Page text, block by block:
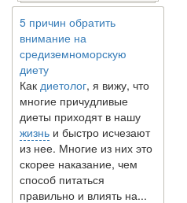
5 причин обратить
внимание на
средиземноморскую
диету
Какдиетолог
многие причудливые
диеты приходят в нашу
жизньи быстро исчезают
из нее. Многие из них это
скорее наказание, чем
способ питаться
правильно и влиять на...